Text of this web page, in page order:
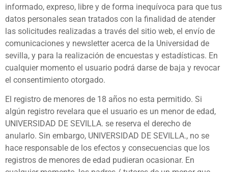
informado, expreso, libre y de forma inequívoca para que tus
datos personales sean tratados con la finalidad de atender
las solicitudes realizadas a través del sitio web, el envío de
comunicaciones y newsletter acerca de la Universidad de
sevilla, y para la realización de encuestas y estadísticas. En
cualquier momento el usuario podrá darse de baja y revocar
el consentimiento otorgado.
El registro de menores de 18 años no esta permitido. Si
algún registro revelara que el usuario es un menor de edad,
UNIVERSIDAD DE SEVILLA. se reserva el derecho de
anularlo. Sin embargo, UNIVERSIDAD DE SEVILLA., no se
hace responsable de los efectos y consecuencias que los
registros de menores de edad pudieran ocasionar. En